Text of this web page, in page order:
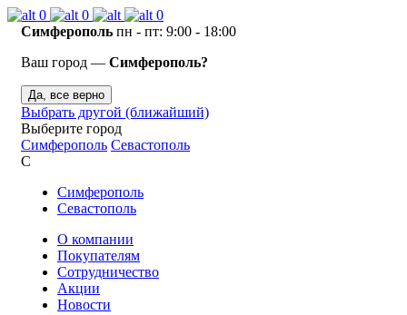
0 0
0
Симферополь пн - пт: 9:00 - 18:00
Ваш город — Симферополь?
Да, все верно
Выбрать другой (ближайший)
Выберите город
Симферополь Севастополь
С
Симферополь
Севастополь
О компании
Покупателям
Сотрудничество
Акции
Новости